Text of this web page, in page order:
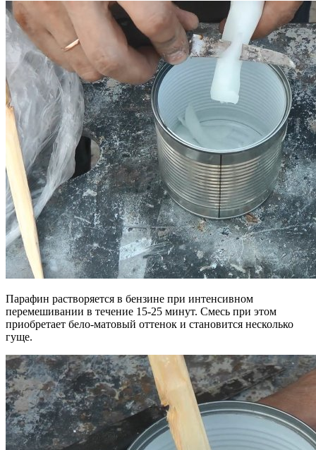
Парафин растворяется в бензине при интенсивном
перемешивании в течение 15-25 минут. Смесь при этом
приобретает бело-матовый оттенок и становится несколько
гуще.